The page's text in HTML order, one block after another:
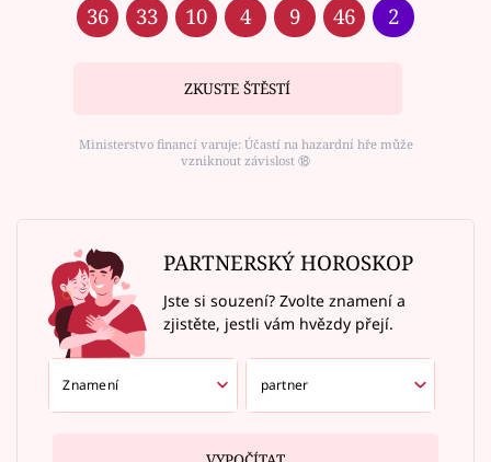
36 33 10 4 9 46 2
ZKUSTE ŠTĚSTÍ
Ministerstvo financí varuje: Účastí na hazardní hře může
vzniknout závislost ⑱
PARTNERSKÝ HOROSKOP
Jste si souzení? Zvolte znamení a
zjistěte, jestli vám hvězdy přejí.